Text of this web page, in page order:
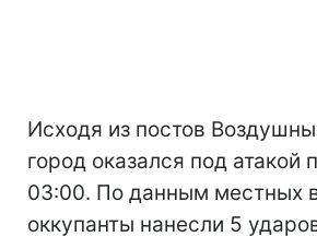
Исходя из постов
город оказался под атакой
03:00. По данным местных
оккупанты нанесли 5